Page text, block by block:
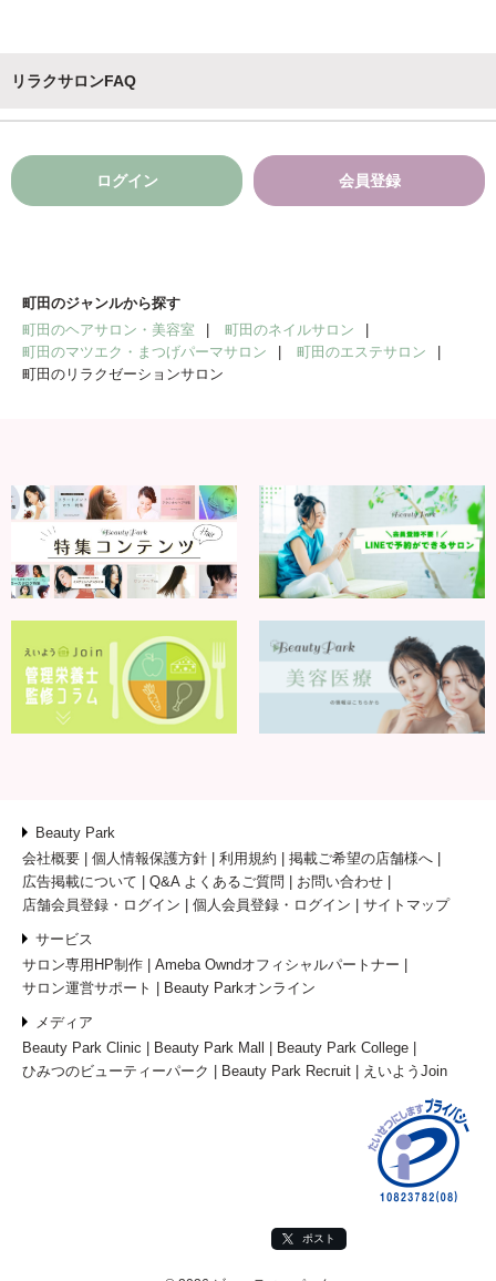
リラクサロンFAQ
ログイン 会員登録
町田のジャンルから探す
町田のヘアサロン・美容室
町田のネイルサロン
町田のマツエク・まつげパーマサロン
町田のエステサロン
町田のリラクゼーションサロン
Beauty Park
会社概要
個人情報保護方針 利用規約
掲載ご希望の店舗様へ
広告掲載について
Q&A よくあるご質問
お問い合わせ
店舗会員登録・ログイン
個人会員登録・ログイン サイトマップ
サービス
サロン専用HP制作
Ameba Owndオフィシャルパートナー
サロン運営サポート
Beauty Parkオンライン
メディア
Beauty Park Clinic
Beauty Park Mall
Beauty Park College
ひみつのビューティーパーク
Beauty Park Recruit えいようJoin
ポスト